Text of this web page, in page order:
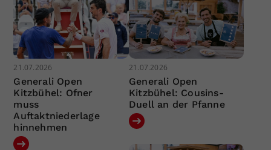
21.07.2026
Generali Open
Kitzbühel: Ofner
muss
Auftaktniederlage
hinnehmen
21.07.2026
Generali Open
Kitzbühel: Cousins-
Duell an der Pfanne